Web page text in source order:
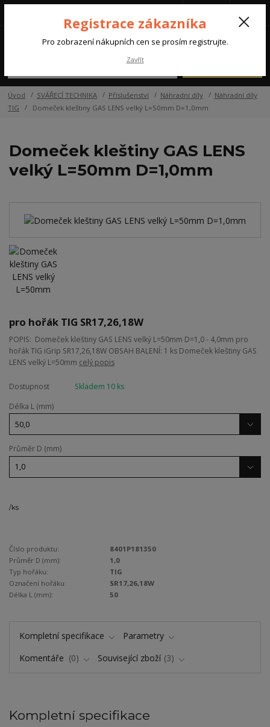
(Po-Pá, 07:00-15:30 hod.)
Úvod SVÁŘECÍ TECHNIKA Příslušenství Náhradní díly
Náhradní díly
TIG
Domeček kleštiny GAS LENS velký L=50mm D=1,0mm
Domeček kleštiny GAS LENS
velký L=50mm D=1,0mm
pro hořák TIG SR17,26,18W
POPIS: Domeček kleštiny GAS LENS velký L=50mm D=1,0 - 4,0mm pro
hořák TIG iGrip SR17,26,18W OBSAH BALENÍ: 1 ks Domeček kleštiny GAS
LENS velký L=50mm celý popis
Dostupnost
Skladem 10 ks
Délka L (mm)
Průměr D (mm)
/ks
Číslo produktu:
8401P181350
Průměr D (mm):
1,0
Typ hořáku:
TIG
Označení hořáku:
SR17,26,18W
Délka L (mm):
50
Kompletní specifikace
Parametry
Komentáře
0 Související zboží 3
Kompletní specifikace
Registrace zákazníka
Pro zobrazení nákupních cen se prosím registrujte.
Zavřít